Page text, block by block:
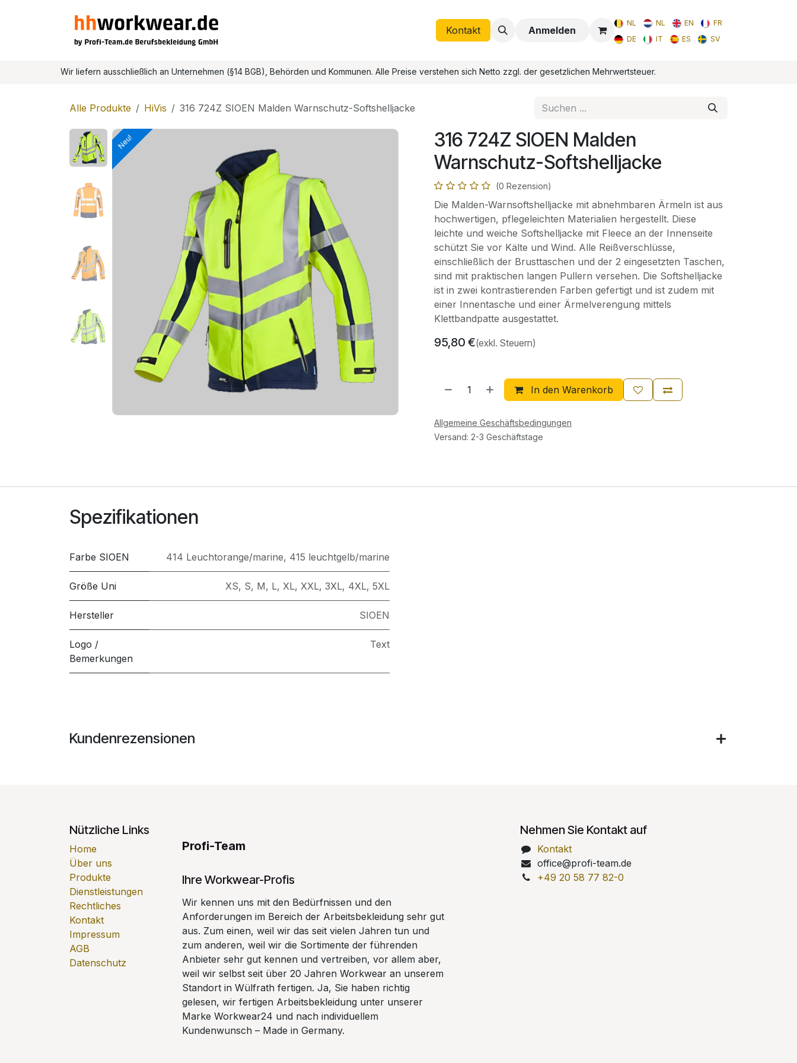
Home
Onlineshop Kontakt Anmelden
NL NL EN
FR
DE
IT ES SV
Wir liefern ausschließlich an Unternehmen (§14 BGB), Behörden und Kommunen. Alle Preise verstehen sich Netto zzgl. der gesetzlichen Mehrwertsteuer.
Alle Produkte HiVis 316 724Z SIOEN Malden Warnschutz-Softshelljacke
Neu!
Neu!
316 724Z SIOEN Malden
Warnschutz-Softshelljacke
(0 Rezension)
Die Malden-Warnsoftshelljacke mit abnehmbaren Ärmeln ist aus
hochwertigen, pflegeleichten Materialien hergestellt. Diese
leichte und weiche Softshelljacke mit Fleece an der Innenseite
schützt Sie vor Kälte und Wind. Alle Reißverschlüsse,
einschließlich der Brusttaschen und der 2 eingesetzten Taschen,
sind mit praktischen langen Pullern versehen. Die Softshelljacke
ist in zwei kontrastierenden Farben gefertigt und ist zudem mit
einer Innentasche und einer Ärmelverengung mittels
Klettbandpatte ausgestattet.
95,80 €(exkl. Steuern)
In den Warenkorb
Allgemeine Geschäftsbedingungen
Versand: 2-3 Geschäftstage
Spezifikationen
Farbe SIOEN 414 Leuchtorange/marine, 415 leuchtgelb/marine
Größe Uni XS, S, M, L, XL, XXL, 3XL, 4XL, 5XL
Hersteller SIOEN
Logo /
Bemerkungen
Text
Kundenrezensionen
Nützliche Links
Home
Über uns
Produkte
Dienstleistungen
Rechtliches
Kontakt
Impressum
AGB
Datenschutz
Profi-Team
Ihre Workwear-Profis
Wir kennen uns mit den Bedürfnissen und den
Anforderungen im Bereich der Arbeitsbekleidung sehr gut
aus. Zum einen, weil wir das seit vielen Jahren tun und
zum anderen, weil wir die Sortimente der führenden
Anbieter sehr gut kennen und vertreiben, vor allem aber,
weil wir selbst seit über 20 Jahren Workwear an unserem
Standort in Wülfrath fertigen. Ja, Sie haben richtig
gelesen, wir fertigen Arbeitsbekleidung unter unserer
Marke Workwear24 und nach individuellem
Kundenwunsch – Made in Germany.
Nehmen Sie Kontakt auf
Kontakt
office@profi-team.de
+49 20 58 77 82-0